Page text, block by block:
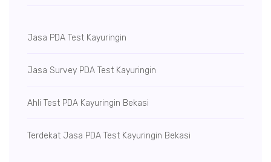
Jasa PDA Test Kayuringin
Jasa Survey PDA Test Kayuringin
Ahli Test PDA Kayuringin Bekasi
Terdekat Jasa PDA Test Kayuringin Bekasi